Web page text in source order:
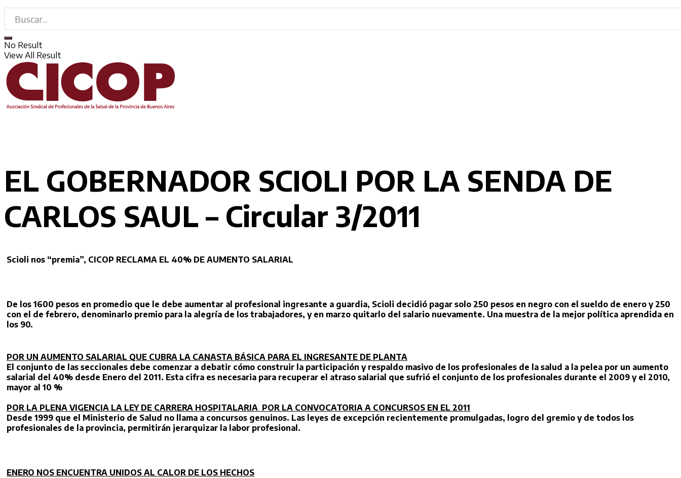
No Result
View All Result
EL GOBERNADOR SCIOLI POR LA SENDA DE
CARLOS SAUL – Circular 3/2011
Scioli nos “premia”, CICOP RECLAMA EL 40% DE AUMENTO SALARIAL
De los 1600 pesos en promedio que le debe aumentar al profesional ingresante a guardia, Scioli decidió pagar solo 250 pesos en negro con el sueldo de enero y 250
con el de febrero, denominarlo premio para la alegría de los trabajadores, y en marzo quitarlo del salario nuevamente. Una muestra de la mejor política aprendida en
los 90.
POR UN AUMENTO SALARIAL QUE CUBRA LA CANASTA BÁSICA PARA EL INGRESANTE DE PLANTA
El conjunto de las seccionales debe comenzar a debatir cómo construir la participación y respaldo masivo de los profesionales de la salud a la pelea por un aumento
salarial del 40% desde Enero del 2011. Esta cifra es necesaria para recuperar el atraso salarial que sufrió el conjunto de los profesionales durante el 2009 y el 2010,
mayor al 10 %
POR LA PLENA VIGENCIA LA LEY DE CARRERA HOSPITALARIA POR LA CONVOCATORIA A CONCURSOS EN EL 2011
Desde 1999 que el Ministerio de Salud no llama a concursos genuinos. Las leyes de excepción recientemente promulgadas, logro del gremio y de todos los
profesionales de la provincia, permitirán jerarquizar la labor profesional.
ENERO NOS ENCUENTRA UNIDOS AL CALOR DE LOS HECHOS